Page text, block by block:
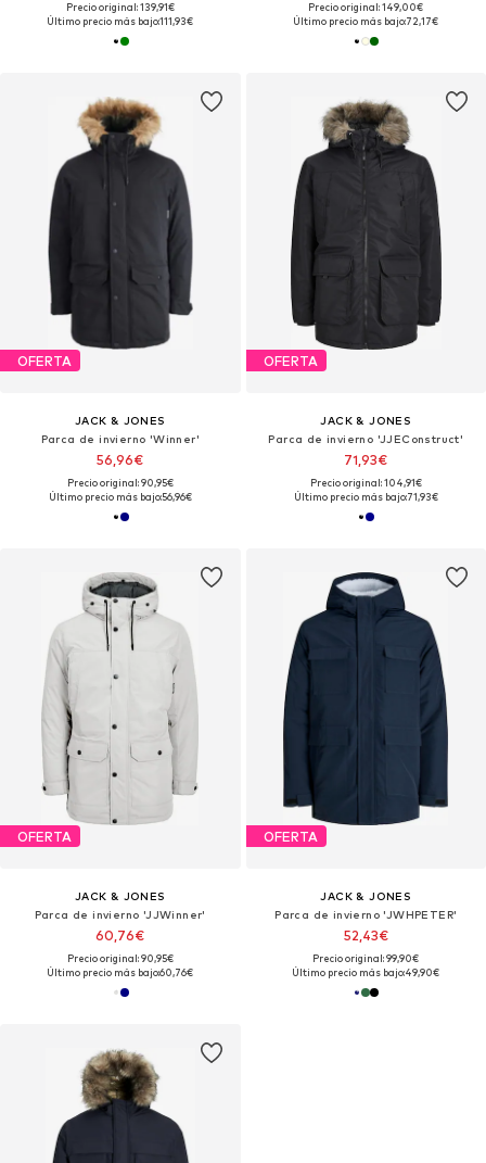
Precio original: 139,91€
Último precio más bajo:111,93€
Precio original: 149,00€
Último precio más bajo:72,17€
OFERTA
JACK & JONES
Parca de invierno 'Winner'
56,96€
Precio original: 90,95€
Último precio más bajo:56,96€
OFERTA
JACK & JONES
Parca de invierno 'JJEConstruct'
71,93€
Precio original: 104,91€
Último precio más bajo:71,93€
OFERTA
JACK & JONES
Parca de invierno 'JJWinner'
60,76€
Precio original: 90,95€
Último precio más bajo:60,76€
OFERTA
JACK & JONES
Parca de invierno 'JWHPETER'
52,43€
Precio original: 99,90€
Último precio más bajo:49,90€